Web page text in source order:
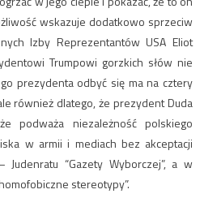
wskazuje dodatkowo sprzeciw
Izby Reprezentantów USA Eliot
Trumpowi gorzkich słów nie
prezydenta odbyć się ma na cztery
również dlatego, że prezydent Duda
podważa niezależność polskiego
w armii i mediach bez akceptacji
“Gazety Wyborczej”, a w
stereotypy”.